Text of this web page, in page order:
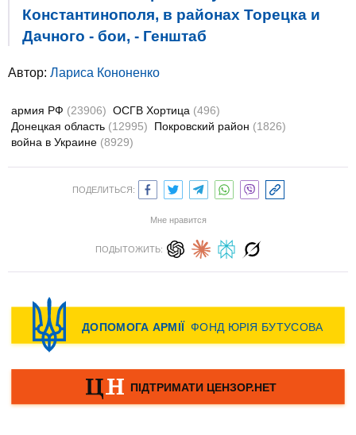
Константинополя, в районах Торецка и
Дачного - бои, - Генштаб
Автор: Лариса Кононенко
армия РФ (23906) ОСГВ Хортица (496)
Донецкая область (12995) Покровский район (1826)
война в Украине (8929)
ПОДЕЛИТЬСЯ:
Мне нравится
ПОДЫТОЖИТЬ: